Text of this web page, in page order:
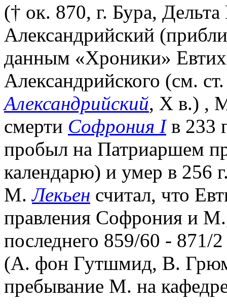
(† ок. 870, г. Бура,
Александрийский
данным «Хроники»
Александрийского (см.
Александрийский, X в.) ,
смерти Софрония Iв 233
пробыл на Патриаршем
календарю) и умер в 256
М.Лекьен считал, что
правления Софрония и
последнего 859/60 - 871/
(А. фон Гутшмид, В.
пребывание М. на